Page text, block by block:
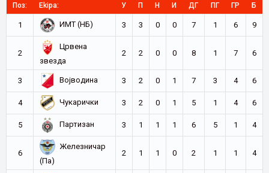
Поз: Ekipa: У П Н И ДГ ПГ ГР Б
1 ИМТ (НБ) 3 3 0 0 7 1 6 9
2
Црвена
звезда
2 2 0 0 8 1 7 6
3 Војводина 3 2 0 1 7 3 4 6
4 Чукарички 3 2 0 1 5 1 4 6
5 Партизан 3 1 1 1 6 5 1 4
6
Железничар
(Па)
2 1 1 0 2 1 1 4